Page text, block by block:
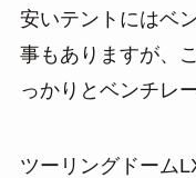
安いテントにはベ
事もありますが、
っかりとベンチレ
ツーリングドーム